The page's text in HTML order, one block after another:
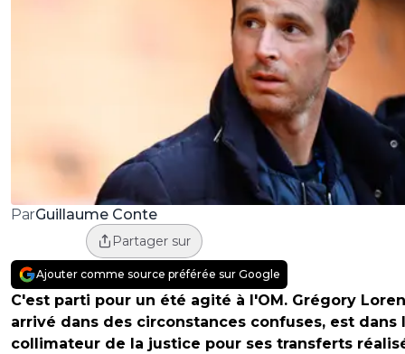
ParGuillaume Conte
Partager sur
Ajouter comme source préférée sur Google
C'est parti pour un été agité à l'OM. Grégory
arrivé dans des circonstances confuses, est dans
collimateur de la justice pour ses transferts